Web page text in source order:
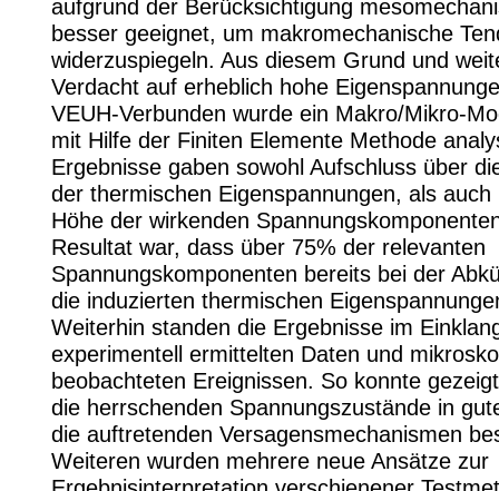
aufgrund der Berücksichtigung
besser geeignet, um makromechanische
widerzuspiegeln. Aus diesem Grund und
Verdacht auf erheblich hohe
VEUH-Verbunden wurde ein Makro/Mikro-
mit Hilfe der Finiten Elemente Methode
Ergebnisse gaben sowohl Aufschluss über
der thermischen Eigenspannungen, als
Höhe der wirkenden
Resultat war, dass über 75% der relevanten
Spannungskomponenten bereits bei der
die induzierten thermischen
Weiterhin standen die Ergebnisse im
experimentell ermittelten Daten und
beobachteten Ereignissen. So konnte
die herrschenden Spannungszustände in
die auftretenden Versagensmechanismen
Weiteren wurden mehrere neue Ansätze zur